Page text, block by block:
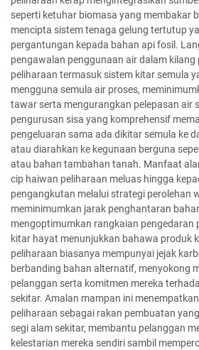
seperti ketuhar biomasa yang membakar
mencipta sistem tenaga gelung tertutup
pergantungan kepada bahan api fosil.
pengawalan penggunaan air dalam kilang
peliharaan termasuk sistem kitar semula
mengguna semula air proses,
tawar serta mengurangkan pelepasan air
pengurusan sisa yang komprehensif
pengeluaran sama ada dikitar semula ke
atau diarahkan ke kegunaan berguna
atau bahan tambahan tanah. Manfaat
cip haiwan peliharaan meluas hingga
pengangkutan melalui strategi perolehan
meminimumkan jarak penghantaran
mengoptimumkan rangkaian pengedaran
kitar hayat menunjukkan bahawa produk
peliharaan biasanya mempunyai jejak
berbanding bahan alternatif, menyokong
pelanggan serta komitmen mereka
sekitar. Amalan mampan ini
peliharaan sebagai rakan pembuatan
segi alam sekitar, membantu pelanggan
kelestarian mereka sendiri sambil